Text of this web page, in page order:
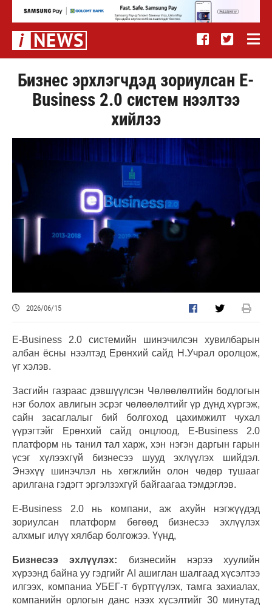
Бизнес эрхлэгчдэд зориулсан E-
Business 2.0 систем нээлтээ
хийлээ
2026/06/15
E-Business 2.0 системийн шинэчилсэн хувилбарын
албан ёсны нээлтэд Ерөнхий сайд Н.Учрал оролцож,
үг хэлэв.
Засгийн газраас дэвшүүлсэн Чөлөөлөлтийн бодлогын
нэг болох авлигын эсрэг чөлөөлөлтийг үр дүнд хүргэж,
сайн засаглалыг бий болгоход цахимжилт чухал
үүрэгтэйг Ерөнхий сайд онцлоод, E-Business 2.0
платформ нь танил тал харж, хэн нэгэн даргын гарын
үсэг хүлээхгүй бизнесээ шууд эхлүүлэх шийдэл.
Энэхүү шинэчлэл нь хөгжлийн олон чөдөр тушааг
арилгана гэдэгт эргэлзэхгүй байгаагаа тэмдэглэв.
E-Business 2.0 нь компани, аж ахуйн нэгжүүдэд
зориулсан платформ бөгөөд бизнесээ эхлүүлэх
алхмыг илүү хялбар болгожээ. Үүнд,
Бизнесээ эхлүүлэх: бизнесийн нэрээ хуулийн
хүрээнд байна уу гэдгийг AI ашиглан шалгаад хүсэлтээ
илгээх, компаниа УБЕГ-т бүртгүүлэх, тамга захиалах,
компанийн орлогын данс нээх хүсэлтийг 30 минутад